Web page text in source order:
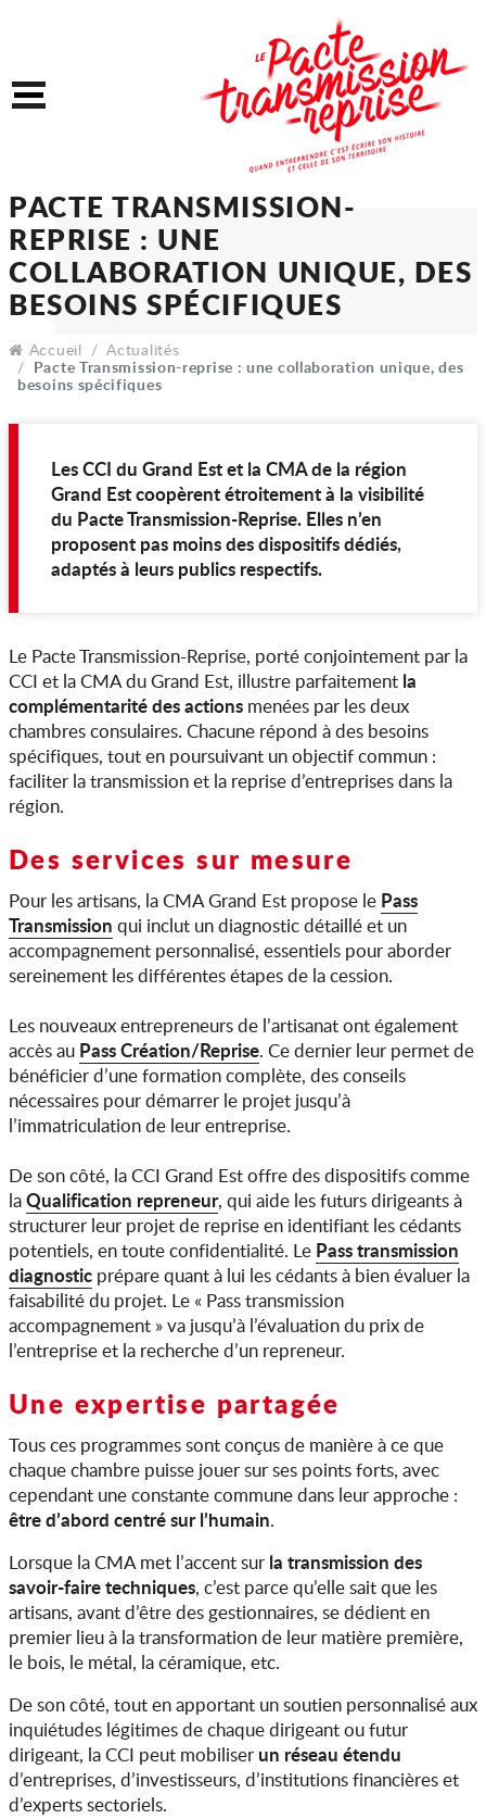
Menu
PACTE TRANSMISSION-
REPRISE : UNE
COLLABORATION
BESOINS SPÉCIFIQUES
Accueil
Actualités
Pacte Transmission-reprise : une collaboration unique, des
besoins spécifiques
Les CCI du Grand Est et la CMA de la région
Grand Est coopèrent étroitement à la visibilité
du Pacte Transmission-Reprise. Elles n’en
proposent pas moins des dispositifs dédiés,
adaptés à leurs publics respectifs.
Le Pacte Transmission-Reprise, porté conjointement par la
CCI et la CMA du Grand Est, illustre parfaitement la
complémentarité des actions menées par les deux
chambres consulaires. Chacune répond à des besoins
spécifiques, tout en poursuivant un objectif commun :
faciliter la transmission et la reprise d’entreprises dans la
région.
Des services sur mesure
Pour les artisans, la CMA Grand Est propose le Pass
Transmission qui inclut un diagnostic détaillé et un
accompagnement personnalisé, essentiels pour aborder
sereinement les différentes étapes de la cession.
Les nouveaux entrepreneurs de l’artisanat ont également
accès au Pass Création/Reprise. Ce dernier leur permet de
bénéficier d’une formation complète, des conseils
nécessaires pour démarrer le projet jusqu’à
l’immatriculation de leur entreprise.
De son côté, la CCI Grand Est offre des dispositifs comme
laQualification repreneur, qui aide les futurs dirigeants à
structurer leur projet de reprise en identifiant les cédants
potentiels, en toute confidentialité. Le Pass transmission
diagnostic prépare quant à lui les cédants à bien évaluer la
faisabilité du projet. Le « Pass transmission
accompagnement » va jusqu’à l’évaluation du prix de
l’entreprise et la recherche d’un repreneur.
Une expertise partagée
Tous ces programmes sont conçus de manière à ce que
chaque chambre puisse jouer sur ses points forts, avec
cependant une constante commune dans leur approche :
être d’abord centré sur l’humain.
Lorsque la CMA met l’accent sur la transmission des
savoir-faire techniques, c’est parce qu’elle sait que les
artisans, avant d’être des gestionnaires, se dédient en
premier lieu à la transformation de leur matière première,
le bois, le métal, la céramique, etc.
De son côté, tout en apportant un soutien personnalisé aux
inquiétudes légitimes de chaque dirigeant ou futur
dirigeant, la CCI peut mobiliser un réseau étendu
d’entreprises, d’investisseurs, d’institutions financières et
d’experts sectoriels.